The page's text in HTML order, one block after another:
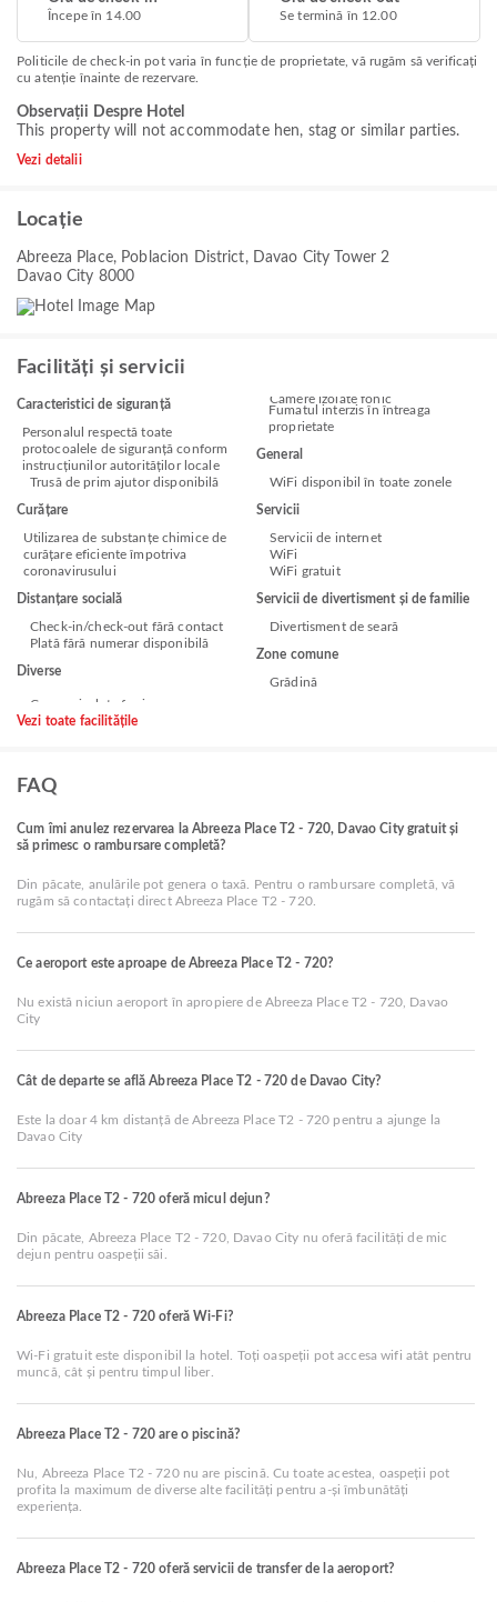
Începe în 14.00 Se termină în 12.00
Politicile de check-in pot varia în funcție de proprietate, vă rugăm să verificați
cu atenție înainte de rezervare.
Observații Despre Hotel
This property will not accommodate hen, stag or similar parties.
Vezi detalii
Locație
Abreeza Place, Poblacion District, Davao City Tower 2
Davao City 8000
Facilități și servicii
Caracteristici de siguranță
Personalul respectă toate
protocoalele de siguranță conform
instrucțiunilor autorităților locale
Trusă de prim ajutor disponibilă
Curățare
Utilizarea de substanțe chimice de
curățare eficiente împotriva
coronavirusului
Distanțare socială
Check-in/check-out fără contact
Plată fără numerar disponibilă
Diverse
Camere izolate fonic
Fumatul interzis în întreaga
proprietate
General
WiFi disponibil în toate zonele
Servicii
Servicii de internet
WiFi
WiFi gratuit
Servicii de divertisment și de familie
Divertisment de seară
Zone comune
Grădină
Vezi toate facilitățile
FAQ
Cum îmi anulez rezervarea la Abreeza Place T2 - 720, Davao City gratuit și
să primesc o rambursare completă?
Din păcate, anulările pot genera o taxă. Pentru o rambursare completă, vă
rugăm să contactați direct Abreeza Place T2 - 720.
Ce aeroport este aproape de Abreeza Place T2 - 720?
Nu există niciun aeroport în apropiere de Abreeza Place T2 - 720, Davao
City
Cât de departe se află Abreeza Place T2 - 720 de Davao City?
Este la doar 4 km distanță de Abreeza Place T2 - 720 pentru a ajunge la
Davao City
Abreeza Place T2 - 720 oferă micul dejun?
Din păcate, Abreeza Place T2 - 720, Davao City nu oferă facilități de mic
dejun pentru oaspeții săi.
Abreeza Place T2 - 720 oferă Wi-Fi?
Wi-Fi gratuit este disponibil la hotel. Toți oaspeții pot accesa wifi atât pentru
muncă, cât și pentru timpul liber.
Abreeza Place T2 - 720 are o piscină?
Nu, Abreeza Place T2 - 720 nu are piscină. Cu toate acestea, oaspeții pot
profita la maximum de diverse alte facilități pentru a-și îmbunătăți
experiența.
Abreeza Place T2 - 720 oferă servicii de transfer de la aeroport?